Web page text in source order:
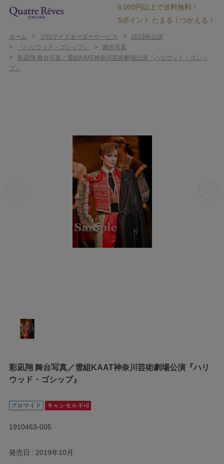
6,000円以上で送料無料！
Sポイント たまる！つかえる！
ホーム > ブロマイドオーダーサービス > 2019年公演
> 『ハリウッド・ゴシップ』 > 舞台写真
>
彩凪翔 舞台写真／雪組KAAT神奈川芸術劇場公演『ハリウッド・ゴシッ
プ』
彩凪翔 舞台写真／雪組KAAT神奈川芸術劇場公演『ハリ
ウッド・ゴシップ』
1910463-005
発売日 2019年10月